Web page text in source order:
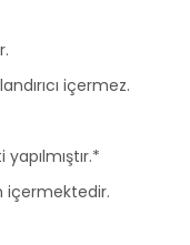
içermez.
içermektedir.